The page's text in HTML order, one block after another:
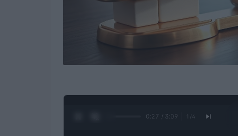
0:28 / 3:09 1 /4